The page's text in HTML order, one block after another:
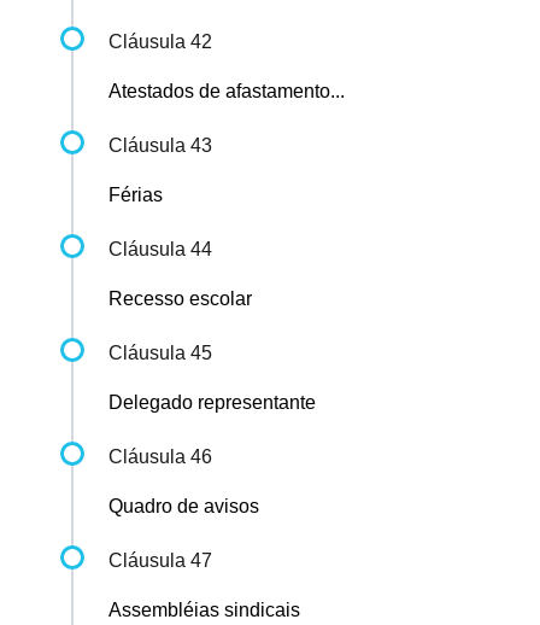
Cláusula 42
Atestados de afastamento...
Cláusula 43
Férias
Cláusula 44
Recesso escolar
Cláusula 45
Delegado representante
Cláusula 46
Quadro de avisos
Cláusula 47
Assembléias sindicais